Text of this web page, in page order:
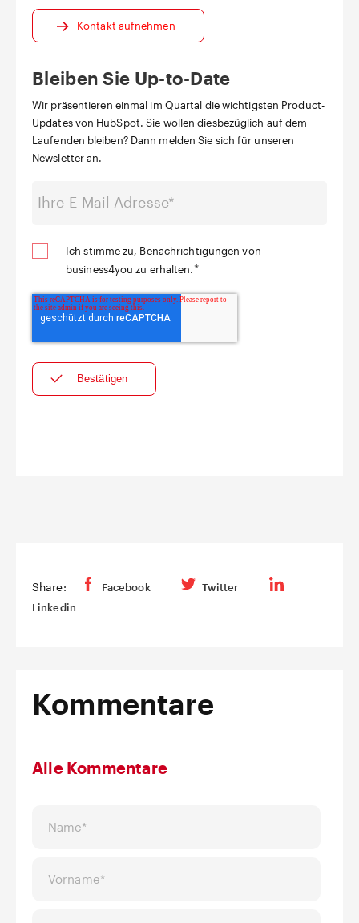
Kontakt aufnehmen
Bleiben Sie Up-to-Date
Wir präsentieren einmal im Quartal die wichtigsten Product-
Updates von HubSpot. Sie wollen diesbezüglich auf dem
Laufenden bleiben? Dann melden Sie sich für unseren
Newsletter an.
Ich stimme zu, Benachrichtigungen von
business4you zu erhalten.*
Share: Facebook
Twitter
Linkedin
Kommentare
Alle Kommentare